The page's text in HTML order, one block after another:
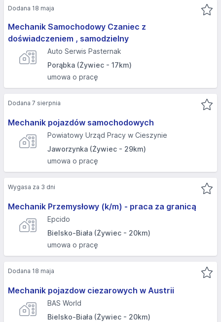
Mechanik Samochodowy Czaniec z
doświadczeniem , samodzielny
Auto Serwis Pasternak
Porąbka (Żywiec - 17km)
umowa o pracę
Dodana 18 maja
Mechanik pojazdów samochodowych
Powiatowy Urząd Pracy w Cieszynie
Jaworzynka (Żywiec - 29km)
umowa o pracę
Dodana 7 sierpnia
Mechanik Przemysłowy (k/m) - praca za granicą
Epcido
Bielsko-Biała (Żywiec - 20km)
umowa o pracę
Wygasa za 3 dni
Mechanik pojazdow ciezarowych w Austrii
BAS World
Bielsko-Biała (Żywiec - 20km)
Dodana 18 maja